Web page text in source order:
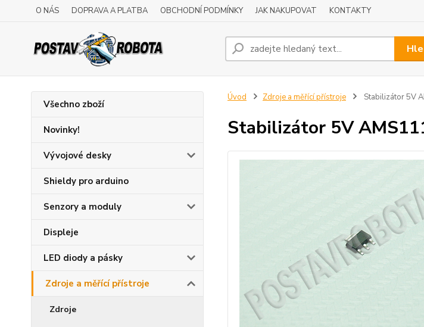
O NÁS DOPRAVA A PLATBA OBCHODNÍ PODMÍNKY JAK NAKUPOVAT KONTAKTY
Všechno zboží
Novinky!
Vývojové desky
Shieldy pro arduino
Senzory a moduly
Displeje
LED diody a pásky
Zdroje a měřící přístroje
Zdroje
Úvod Zdroje a měřící přístroje Stabilizátor 5V
Stabilizátor 5V